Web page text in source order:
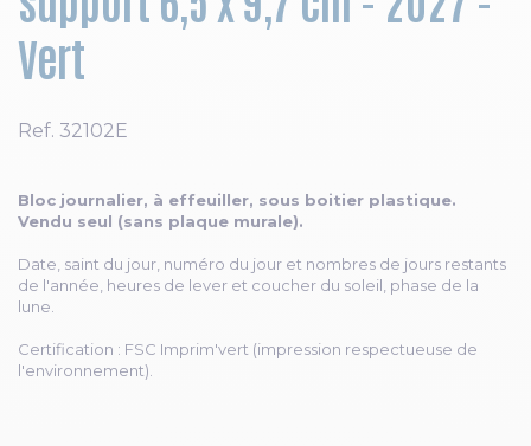
Vert
Ref. 32102E
Bloc journalier, à effeuiller, sous boitier plastique.
Vendu seul (sans plaque murale).
Date, saint du jour, numéro du jour et nombres de jours restants
de l'année, heures de lever et coucher du soleil, phase de la
lune.
Certification : FSC Imprim'vert (impression respectueuse de
l'environnement).